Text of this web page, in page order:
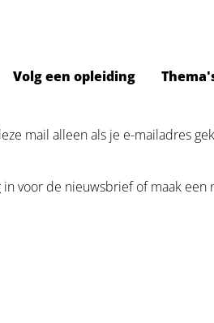
Volg een opleiding
mail alleen als je e-mailadres
in voor de nieuwsbrief of maak een